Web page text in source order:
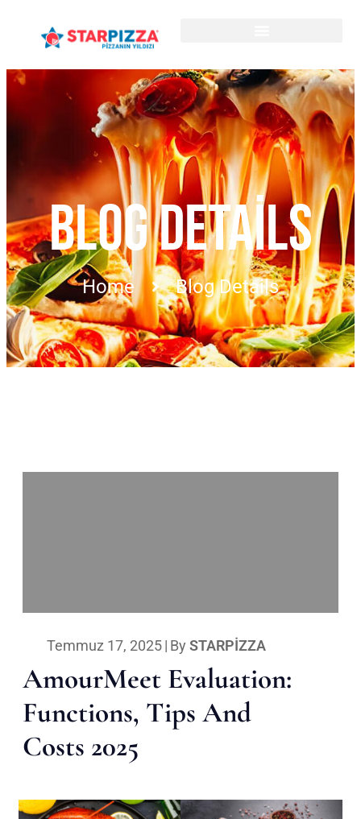
BLOG DETAILS
Home Blog Details
Temmuz 17, 2025| By STARPIZZA
AmourMeet Evaluation:
Functions, Tips And
Costs 2025